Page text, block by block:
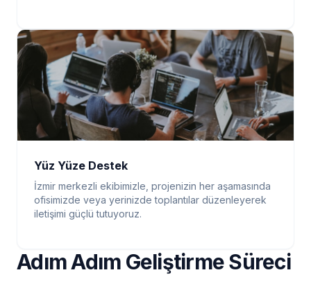
Yüz Yüze Destek
İzmir merkezli ekibimizle, projenizin her aşamasında
ofisimizde veya yerinizde toplantılar düzenleyerek
iletişimi güçlü tutuyoruz.
Adım Adım Geliştirme Süreci